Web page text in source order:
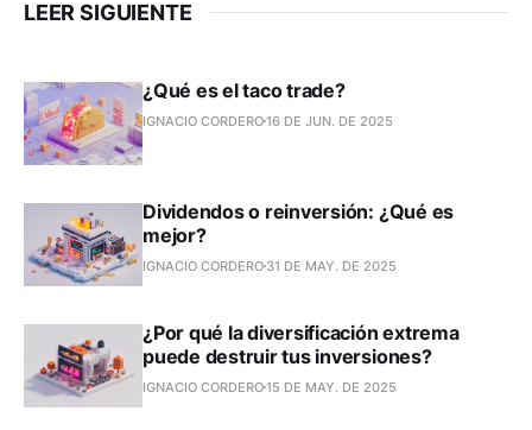
LEER SIGUIENTE
¿Qué es el taco trade?
IGNACIO CORDERO16 DE JUN. DE 2025
Dividendos o reinversión: ¿Qué es
mejor?
IGNACIO CORDERO 31 DE MAY. DE 2025
¿Por qué la diversificación extrema
puede destruir tus inversiones?
IGNACIO CORDERO15 DE MAY. DE 2025